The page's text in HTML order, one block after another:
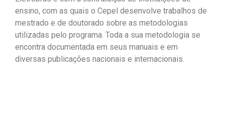
ensino, com as quais o Cepel desenvolve trabalhos de
mestrado e de doutorado sobre as metodologias
utilizadas pelo programa. Toda a sua metodologia se
encontra documentada em seus manuais e em
diversas publicações nacionais e internacionais.